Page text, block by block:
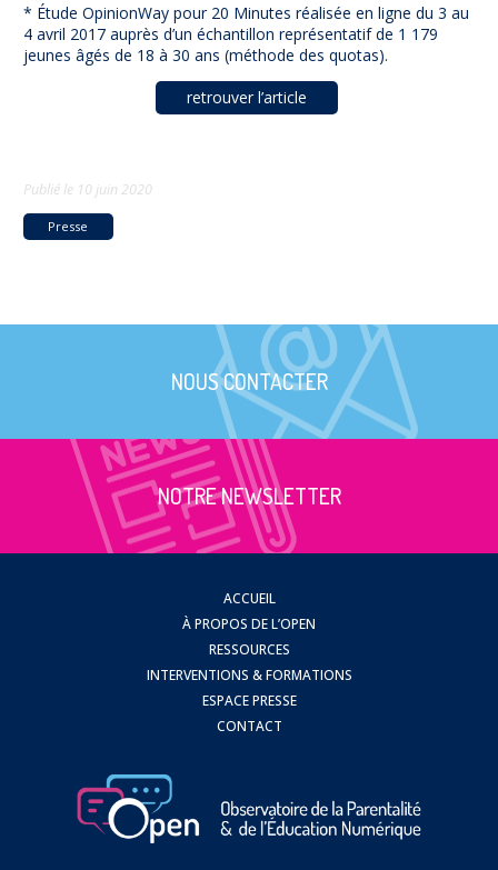
* Étude OpinionWay pour 20 Minutes réalisée en ligne du 3 au
4 avril 2017 auprès d’un échantillon représentatif de 1 179
jeunes âgés de 18 à 30 ans (méthode des quotas).
retrouver l’article
Publié le 10 juin 2020
Presse
NOUS CONTACTER
NOTRE NEWSLETTER
ACCUEIL
À PROPOS DE L’OPEN
RESSOURCES
INTERVENTIONS & FORMATIONS
ESPACE PRESSE
CONTACT